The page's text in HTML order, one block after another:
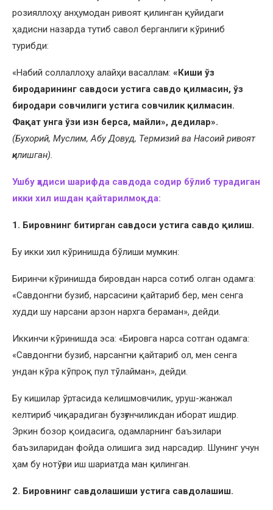
розияллоҳу анҳумодан ривоят қилинган қуйидаги
ҳадисни назарда тутиб савол берганлиги кўриниб
турибди:
«Набий соллаллоҳу алайҳи васаллам: «Киши ўз
биродарининг савдоси устига савдо қилмасин, ўз
биродари совчилиги устига совчилик қилмасин.
Фақат унга ўзи изн берса, майли», дедилар».
(Бухорий, Муслим, Абу Довуд, Термизий ва Насоий ривоят
қилишган).
Ушбу ҳадиси шарифда савдода содир бўлиб турадиган
икки хил ишдан қайтарилмоқда:
1. Бировнинг битирган савдоси устига савдо қилиш.
Бу икки хил кўринишда бўлиши мумкин:
Биринчи кўринишда бировдан нарса сотиб олган одамга:
«Савдонгни бузиб, нарсасини қайтариб бер, мен сенга
худди шу нарсани арзон нархга бераман», дейди.
Иккинчи кўринишда эса: «Бировга нарса сотган одамга:
«Савдонгни бузиб, нарсангни қайтариб ол, мен сенга
ундан кўра кўпроқ пул тўлайман», дейди.
Бу кишилар ўртасида келишмовчилик, уруш-жанжал
келтириб чиқарадиган бузғунчиликдан иборат ишдир.
Эркин бозор қоидасига, одамларнинг баъзилари
баъзиларидан фойда олишига зид нарсадир. Шунинг учун
ҳам бу нотўғри иш шариатда ман қилинган.
2. Бировнинг савдолашиши устига савдолашиш.